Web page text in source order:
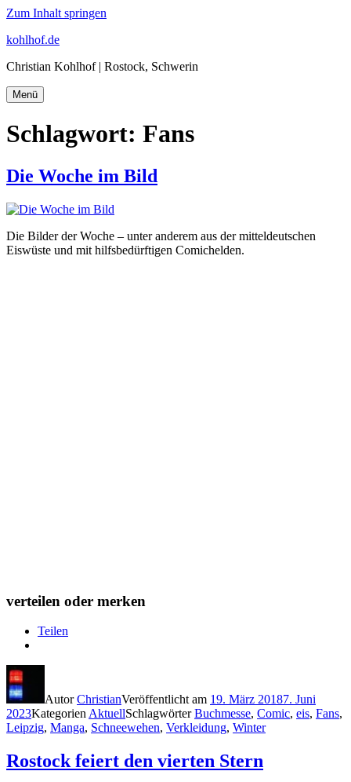
Zum Inhalt springen
kohlhof.de
Christian Kohlhof | Rostock, Schwerin
Menü
Schlagwort: Fans
Die Woche im Bild
Die Bilder der Woche – unter anderem aus der mitteldeutschen
Eiswüste und mit hilfsbedürftigen Comichelden.
verteilen oder merken
Teilen
AutorChristianVeröffentlicht am 19. März 20187. Juni
2023Kategorien AktuellSchlagwörterBuchmesse, Comic, eis, Fans,
Leipzig, Manga, Schneewehen, Verkleidung, Winter
Rostock feiert den vierten Stern